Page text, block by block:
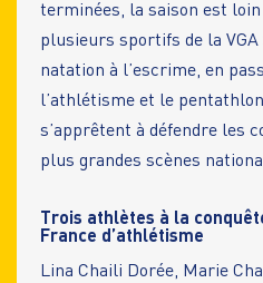
terminées, la saison est loin
plusieurs sportifs de la
natation à l’escrime, en
l’athlétisme et le
s’apprêtent à défendre les
plus grandes scènes
Trois athlètes à la
France d’athlétisme
Lina Chaili Dorée, Marie